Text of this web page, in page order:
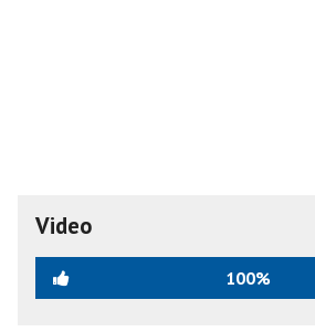
Video
100%